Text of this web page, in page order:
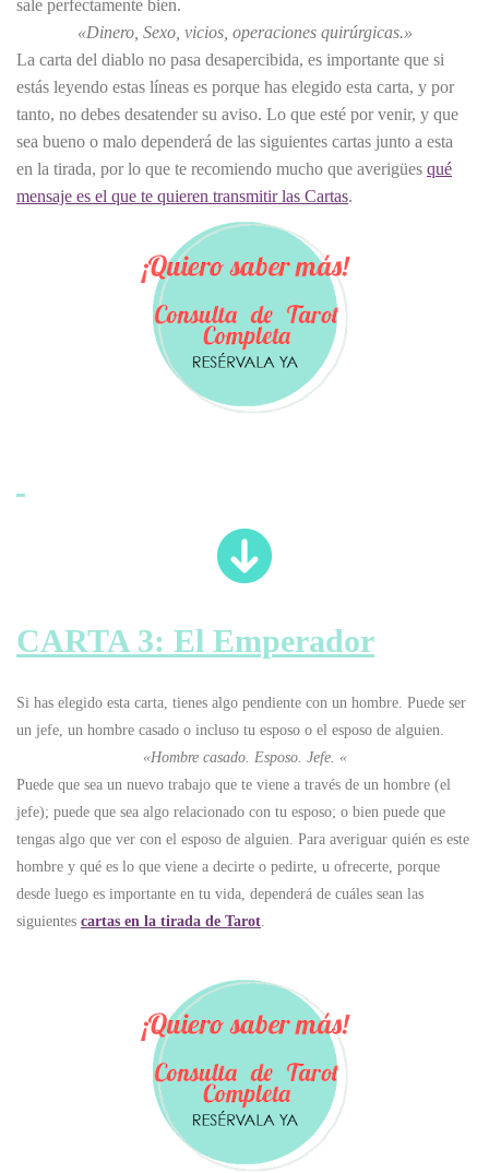
sale perfectamente bien.
«Dinero, Sexo, vicios, operaciones quirúrgicas.»
La carta del diablo no pasa desapercibida, es importante que si
estás leyendo estas líneas es porque has elegido esta carta, y por
tanto, no debes desatender su aviso. Lo que esté por venir, y que
sea bueno o malo dependerá de las siguientes cartas junto a esta
en la tirada, por lo que te recomiendo mucho que averigües qué
mensaje es el que te quieren transmitir las Cartas.
CARTA 3: El Emperador
Si has elegido esta carta, tienes algo pendiente con un hombre. Puede ser
un jefe, un hombre casado o incluso tu esposo o el esposo de alguien.
«Hombre casado. Esposo. Jefe. «
Puede que sea un nuevo trabajo que te viene a través de un hombre (el
jefe); puede que sea algo relacionado con tu esposo; o bien puede que
tengas algo que ver con el esposo de alguien. Para averiguar quién es este
hombre y qué es lo que viene a decirte o pedirte, u ofrecerte, porque
desde luego es importante en tu vida, dependerá de cuáles sean las
siguientes cartas en la tirada de Tarot.